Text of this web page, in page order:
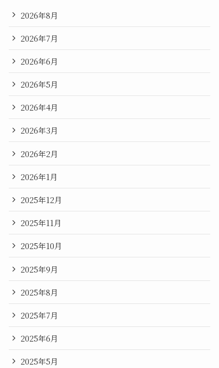
2026年8月
2026年7月
2026年6月
2026年5月
2026年4月
2026年3月
2026年2月
2026年1月
2025年12月
2025年11月
2025年10月
2025年9月
2025年8月
2025年7月
2025年6月
2025年5月